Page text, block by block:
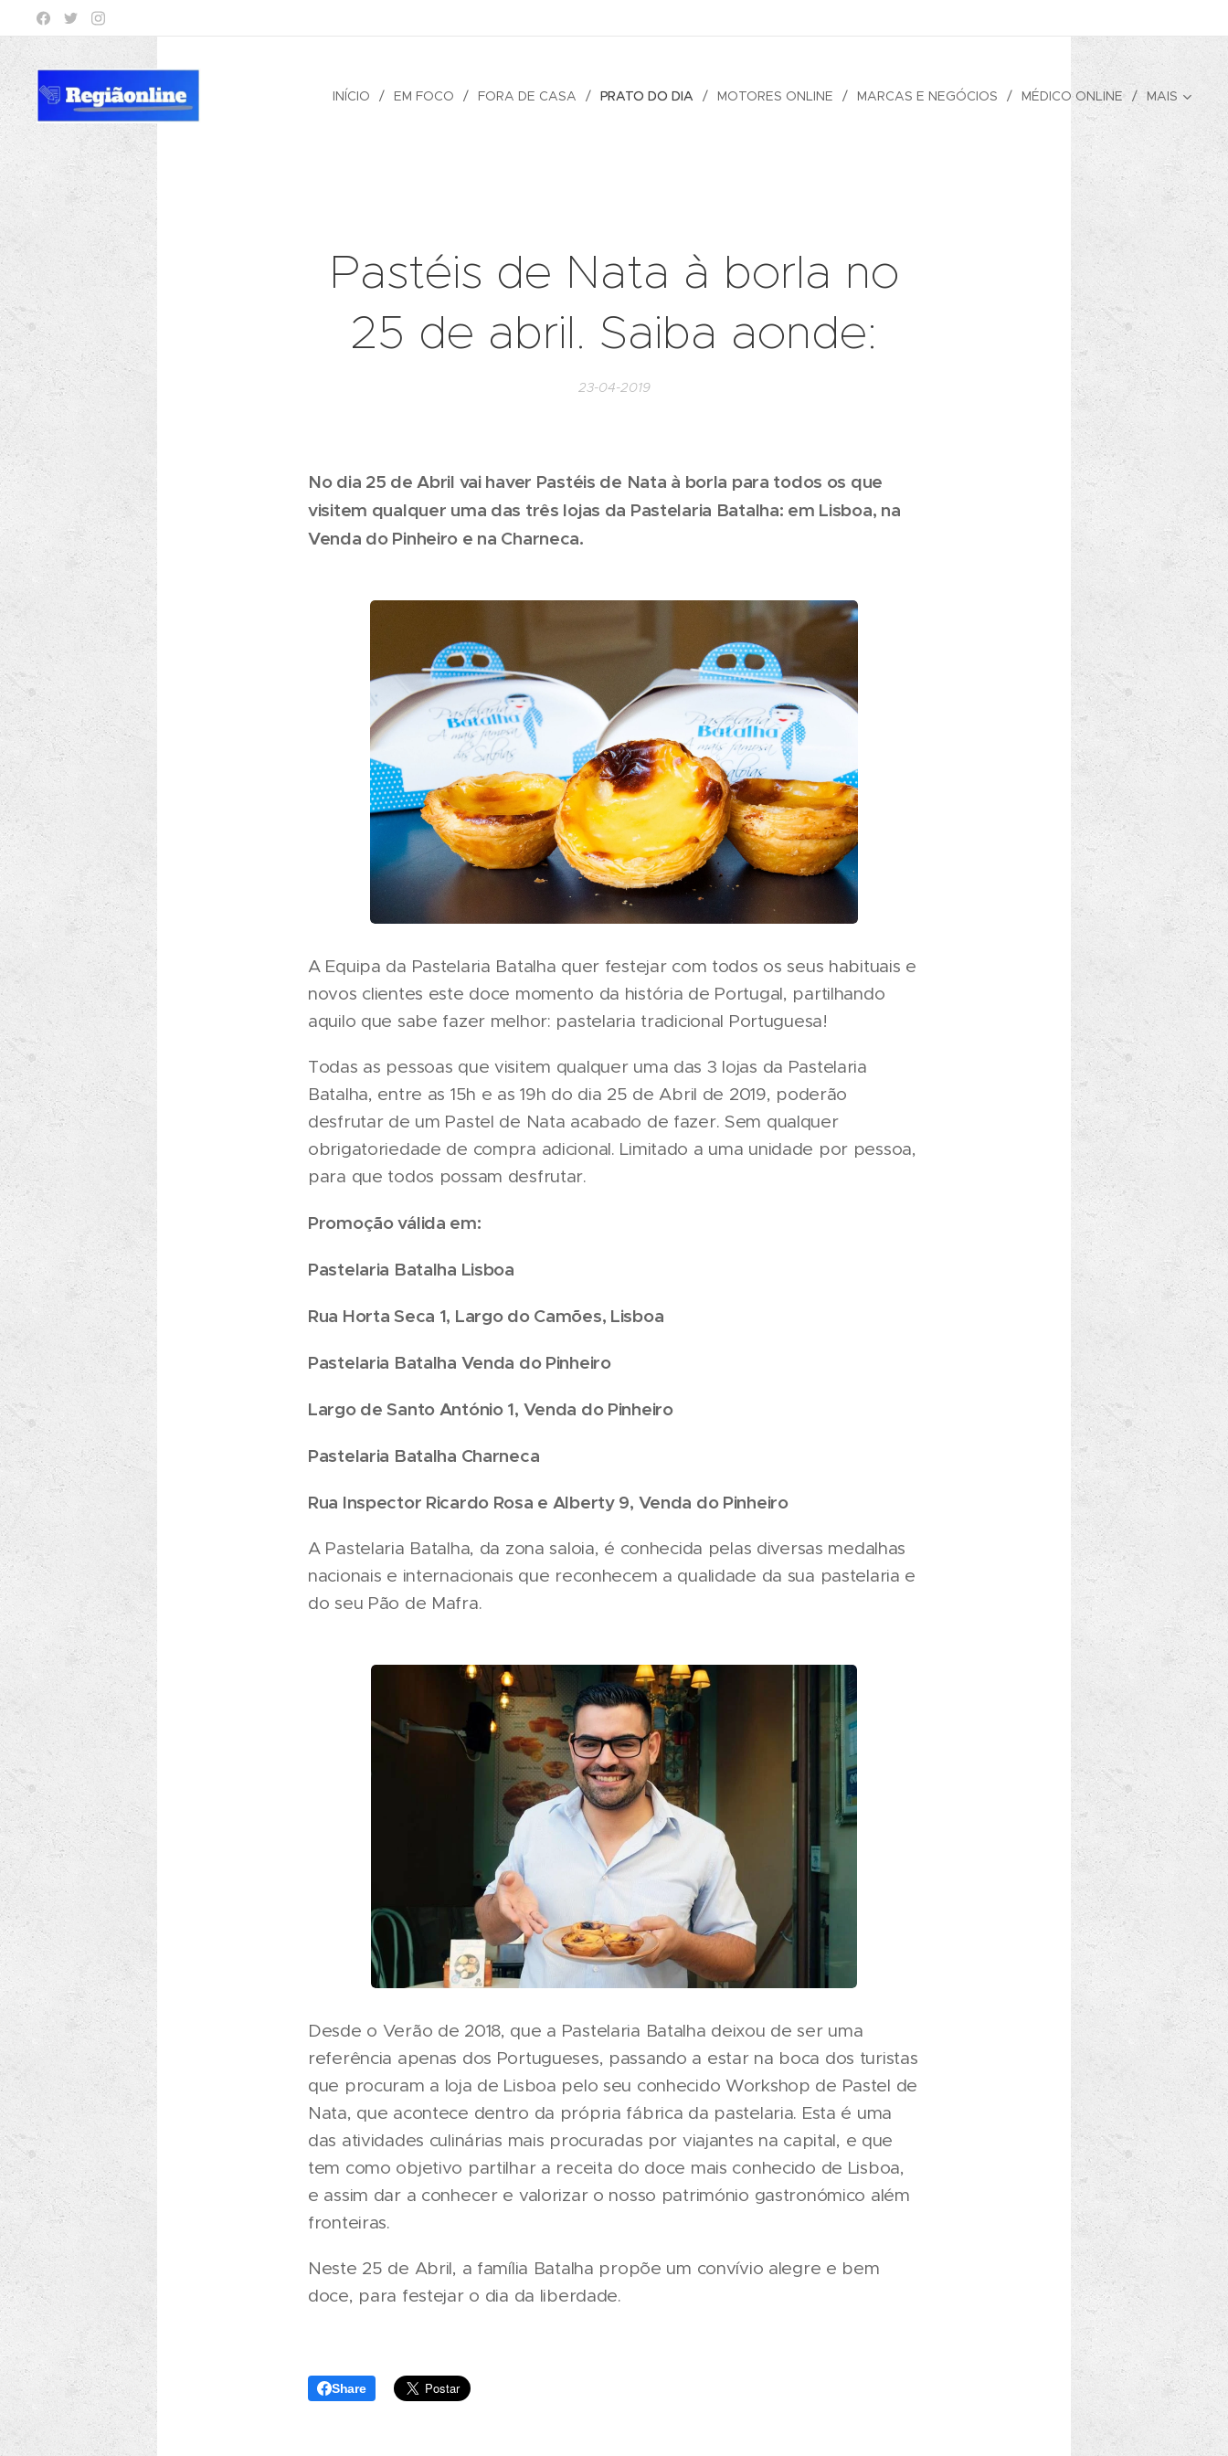
INÍCIO EM FOCO FORA DE CASA PRATO DO DIA MOTORES ONLINE MARCAS E NEGÓCIOS MÉDICO ONLINE MAIS
Pastéis de Nata à borla no
25 de abril. Saiba aonde:
23-04-2019
No dia 25 de Abril vai haver Pastéis de Nata à borla para todos os que
visitem qualquer uma das três lojas da Pastelaria Batalha: em Lisboa, na
Venda do Pinheiro e na Charneca.
A Equipa da Pastelaria Batalha quer festejar com todos os seus habituais e
novos clientes este doce momento da história de Portugal, partilhando
aquilo que sabe fazer melhor: pastelaria tradicional Portuguesa!
Todas as pessoas que visitem qualquer uma das 3 lojas da Pastelaria
Batalha, entre as 15h e as 19h do dia 25 de Abril de 2019, poderão
desfrutar de um Pastel de Nata acabado de fazer. Sem qualquer
obrigatoriedade de compra adicional. Limitado a uma unidade por pessoa,
para que todos possam desfrutar.
Promoção válida em:
Pastelaria Batalha Lisboa
Rua Horta Seca 1, Largo do Camões, Lisboa
Pastelaria Batalha Venda do Pinheiro
Largo de Santo António 1, Venda do Pinheiro
Pastelaria Batalha Charneca
Rua Inspector Ricardo Rosa e Alberty 9, Venda do Pinheiro
A Pastelaria Batalha, da zona saloia, é conhecida pelas diversas medalhas
nacionais e internacionais que reconhecem a qualidade da sua pastelaria e
do seu Pão de Mafra.
Desde o Verão de 2018, que a Pastelaria Batalha deixou de ser uma
referência apenas dos Portugueses, passando a estar na boca dos turistas
que procuram a loja de Lisboa pelo seu conhecido Workshop de Pastel de
Nata, que acontece dentro da própria fábrica da pastelaria. Esta é uma
das atividades culinárias mais procuradas por viajantes na capital, e que
tem como objetivo partilhar a receita do doce mais conhecido de Lisboa,
e assim dar a conhecer e valorizar o nosso património gastronómico além
fronteiras.
Neste 25 de Abril, a família Batalha propõe um convívio alegre e bem
doce, para festejar o dia da liberdade.
Share